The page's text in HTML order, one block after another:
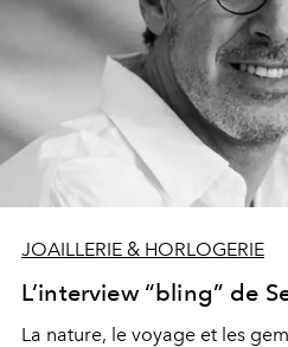
JOAILLERIE & HORLOGERIE
L’interview “bling” de
La nature, le voyage et les